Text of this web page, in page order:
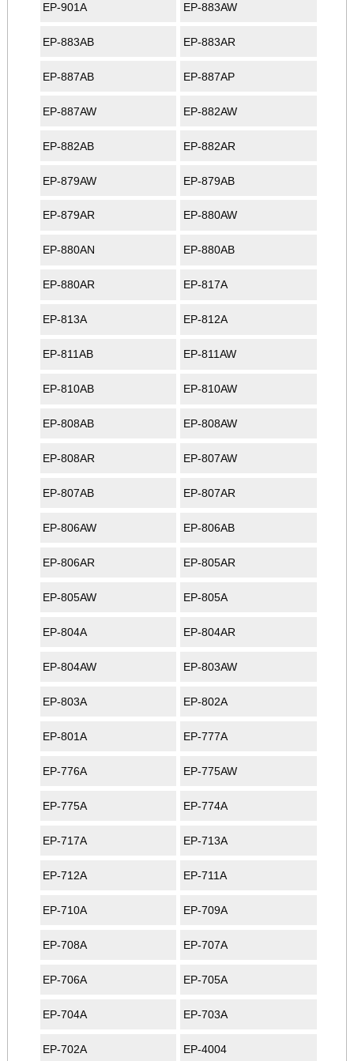
EP-901A EP-883AW
EP-883AB EP-883AR
EP-887AB EP-887AP
EP-887AW EP-882AW
EP-882AB EP-882AR
EP-879AW EP-879AB
EP-879AR EP-880AW
EP-880AN EP-880AB
EP-880AR EP-817A
EP-813A EP-812A
EP-811AB EP-811AW
EP-810AB EP-810AW
EP-808AB EP-808AW
EP-808AR EP-807AW
EP-807AB EP-807AR
EP-806AW EP-806AB
EP-806AR EP-805AR
EP-805AW EP-805A
EP-804A EP-804AR
EP-804AW EP-803AW
EP-803A EP-802A
EP-801A EP-777A
EP-776A EP-775AW
EP-775A EP-774A
EP-717A EP-713A
EP-712A EP-711A
EP-710A EP-709A
EP-708A EP-707A
EP-706A EP-705A
EP-704A EP-703A
EP-702A EP-4004